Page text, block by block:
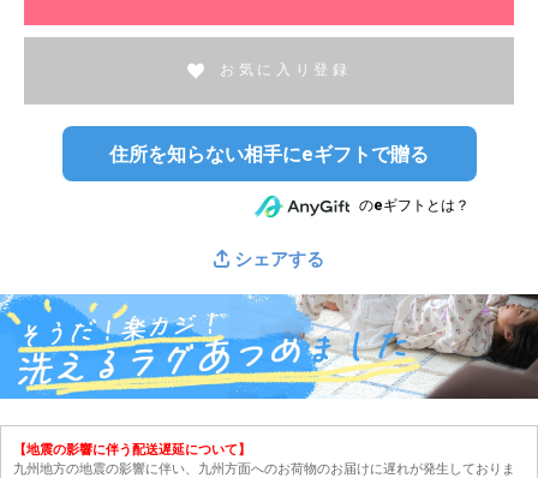
お気に入り登録
住所を知らない相手にeギフトで贈る
のeギフトとは？
シェアする
【地震の影響に伴う配送遅延について】
九州地方の地震の影響に伴い、九州方面へのお荷物のお届けに遅れが発生しておりま